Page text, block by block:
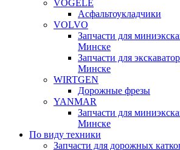
VOGELE
Асфальтоукладчики
VOLVO
Запчасти для
Минске
Запчасти для
Минске
WIRTGEN
Дорожные фрезы
YANMAR
Запчасти для
Минске
По виду техники
Запчасти для дорожных